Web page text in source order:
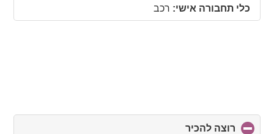
כלי תחבורה אישי: רכב
רוצה להכיר